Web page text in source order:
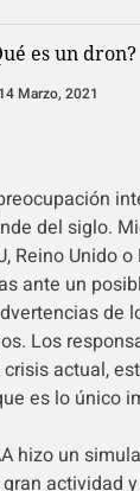
es un dron?
14 Marzo, 2021
del siglo.
Reino Unido
ante un
de
Los
actual,
es lo único
hizo un
actividad